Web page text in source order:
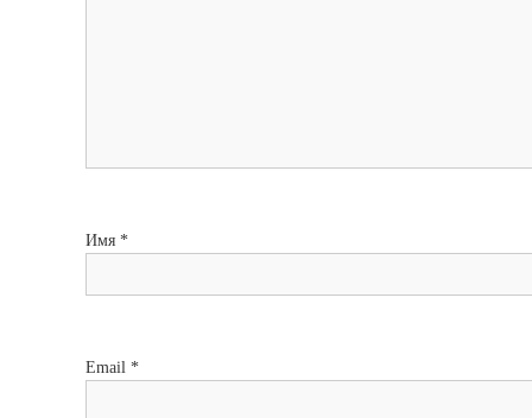
Имя *
Email *